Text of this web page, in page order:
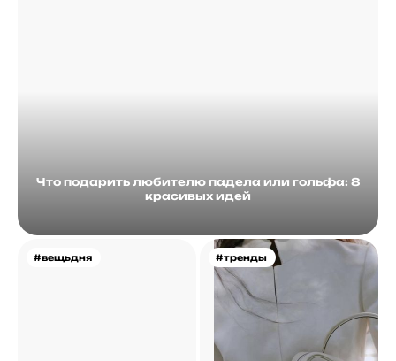
Что подарить любителю падела или гольфа: 8
красивых идей
#вещьдня #тренды